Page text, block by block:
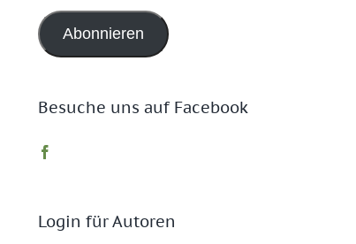
Adresse
Abonnieren
Besuche uns auf Facebook
Login für Autoren